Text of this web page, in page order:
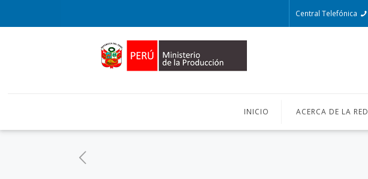
Central Telefónica
INICIO ACERCA DE LA RED